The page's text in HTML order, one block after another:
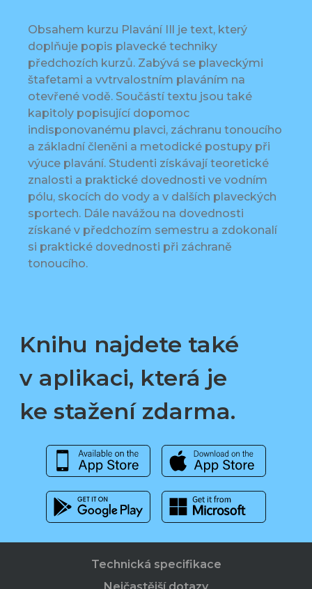
Obsahem kurzu Plavání IIl je text, který
doplňuje popis plavecké techniky
předchozích kurzů. Zabývá se plaveckými
štafetami a vvtrvalostním plaváním na
otevřené vodě. Součástí textu jsou také
kapitoly popisující dopomoc
indisponovanému plavci, záchranu tonoucího
a základní členěni a metodické postupy při
výuce plavání. Studenti získávají teoretické
znalosti a praktické dovednosti ve vodním
pólu, skocích do vody a v dalších plaveckých
sportech. Dále navážou na dovednosti
získané v předchozím semestru a zdokonalí
si praktické dovednosti při záchraně
tonoucího.
Knihu najdete také
v aplikaci, která je
ke stažení zdarma.
Technická specifikace